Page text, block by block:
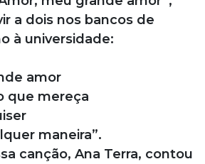
a dois nos bancos de
à universidade:
amor
que mereça
maneira”.
canção, Ana Terra, contou